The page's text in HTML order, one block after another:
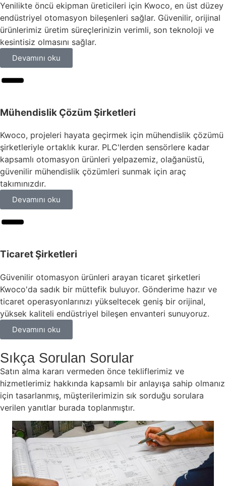
Yenilikte öncü ekipman üreticileri için Kwoco, en üst düzey
endüstriyel otomasyon bileşenleri sağlar. Güvenilir, orijinal
ürünlerimiz üretim süreçlerinizin verimli, son teknoloji ve
kesintisiz olmasını sağlar.
Devamını oku
Mühendislik Çözüm Şirketleri
Kwoco, projeleri hayata geçirmek için mühendislik çözümü
şirketleriyle ortaklık kurar. PLC'lerden sensörlere kadar
kapsamlı otomasyon ürünleri yelpazemiz, olağanüstü,
güvenilir mühendislik çözümleri sunmak için araç
takımınızdır.
Devamını oku
Ticaret Şirketleri
Güvenilir otomasyon ürünleri arayan ticaret şirketleri
Kwoco'da sadık bir müttefik buluyor. Gönderime hazır ve
ticaret operasyonlarınızı yükseltecek geniş bir orijinal,
yüksek kaliteli endüstriyel bileşen envanteri sunuyoruz.
Devamını oku
Sıkça Sorulan Sorular
Satın alma kararı vermeden önce tekliflerimiz ve
hizmetlerimiz hakkında kapsamlı bir anlayışa sahip olmanız
için tasarlanmış, müşterilerimizin sık sorduğu sorulara
verilen yanıtlar burada toplanmıştır.